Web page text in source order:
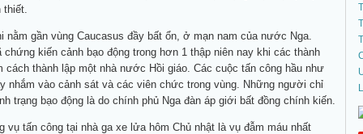
thiết.
nằm gần vùng Caucasus đầy bất ổn, ở mạn nam của nước Nga.
chứng kiến cảnh bạo động trong hơn 1 thập niên nay khi các thành
cách thành lập một nhà nước Hồi giáo. Các cuộc tấn công hầu như
nhắm vào cảnh sát và các viên chức trong vùng. Những người chỉ
trạng bạo động là do chính phủ Nga đàn áp giới bất đồng chính kiến.
vụ tấn công tại nhà ga xe lửa hôm Chủ nhật là vụ đẫm máu nhất